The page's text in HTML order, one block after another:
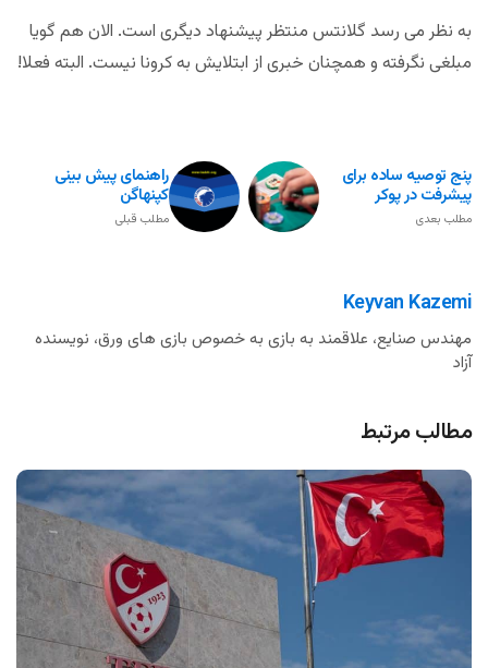
به نظر می رسد گلانتس منتظر پیشنهاد دیگری است. الان هم گویا
مبلغی نگرفته و همچنان خبری از ابتلایش به کرونا نیست. البته فعلا!
راهنمای پیش بینی
کپنهاگن
مطلب قبلی
پنج توصیه ساده برای
پیشرفت در پوکر
مطلب بعدی
Keyvan Kazemi
مهندس صنایع، علاقمند به بازی به خصوص بازی های ورق، نویسنده
آزاد
مطالب مرتبط